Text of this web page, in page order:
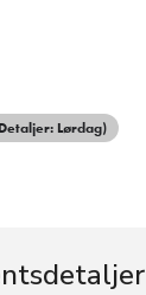
Lørdag)